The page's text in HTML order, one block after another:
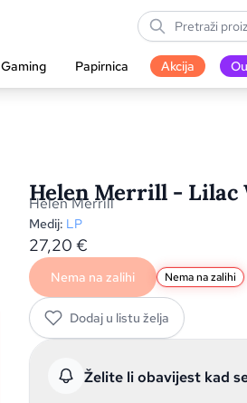
Gaming Papirnica Akcija
Helen Merrill - Lilac
Helen Merrill
Medij: LP
27,20 €
Nema na zalihi Nema na zalihi
Dodaj u listu želja
Želite li obavijest kad